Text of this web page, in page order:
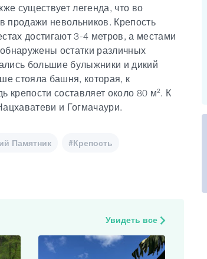
существует легенда, что во
продажи невольников. Крепость
достигают 3-4 метров, а местами
остатки различных
большие булыжники и дикий
стояла башня, которая, к
составляет около 80 м². К
и Гогмачаури.
Памятник #Крепость
Увидеть все